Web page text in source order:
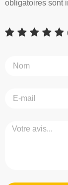
obligatoires sont